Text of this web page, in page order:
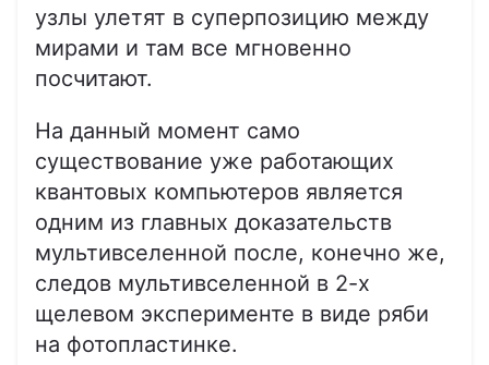
узлы улетят в суперпозицию между
мирами и там все мгновенно
посчитают.
На данный момент само
существование уже работающих
квантовых компьютеров является
одним из главных доказательств
мультивселенной после, конечно же,
следов мультивселенной в 2-х
щелевом эксперименте в виде ряби
на фотопластинке.